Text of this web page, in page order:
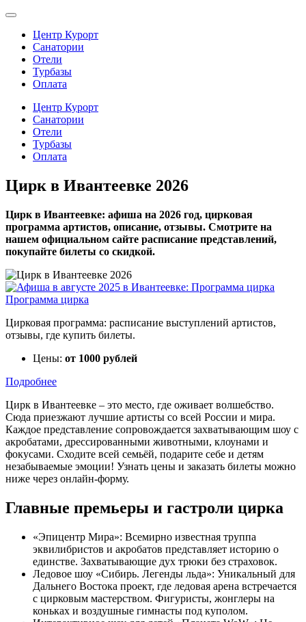
Центр Курорт
Санатории
Отели
Турбазы
Оплата
Центр Курорт
Санатории
Отели
Турбазы
Оплата
Цирк в Ивантеевке 2026
Цирк в Ивантеевке: афиша на 2026 год, цирковая
программа артистов, описание, отзывы. Смотрите на
нашем официальном сайте расписание представлений,
покупайте билеты со скидкой.
Программа цирка
Цирковая программа: расписание выступлений артистов,
отзывы, где купить билеты.
Цены: от 1000 рублей
Подробнее
Цирк в Ивантеевке – это место, где оживает волшебство.
Сюда приезжают лучшие артисты со всей России и мира.
Каждое представление сопровождается захватывающим шоу с
акробатами, дрессированными животными, клоунами и
фокусами. Сходите всей семьёй, подарите себе и детям
незабываемые эмоции! Узнать цены и заказать билеты можно
ниже через онлайн-форму.
Главные премьеры и гастроли цирка
«Эпицентр Мира»: Всемирно известная труппа
эквилибристов и акробатов представляет историю о
единстве. Захватывающие дух трюки без страховок.
Ледовое шоу «Сибирь. Легенды льда»: Уникальный для
Дальнего Востока проект, где ледовая арена встречается
с цирковым мастерством. Фигуристы, жонглеры на
коньках и воздушные гимнасты под куполом.